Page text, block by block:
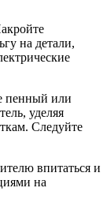
на детали,
пенный или
уделяя
Следуйте
впитаться и
на